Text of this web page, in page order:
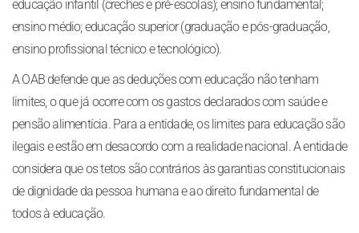
educação infantil (creches e pré-escolas); ensino fundamental;
ensino médio; educação superior (graduação e pós-graduação,
ensino profissional técnico e tecnológico).
A OAB defende que as deduções com educação não tenham
limites, o que já ocorre com os gastos declarados com saúde e
pensão alimentícia. Para a entidade, os limites para educação são
ilegais e estão em desacordo com a realidade nacional. A entidade
considera que os tetos são contrários às garantias constitucionais
de dignidade da pessoa humana e ao direito fundamental de
todos à educação.